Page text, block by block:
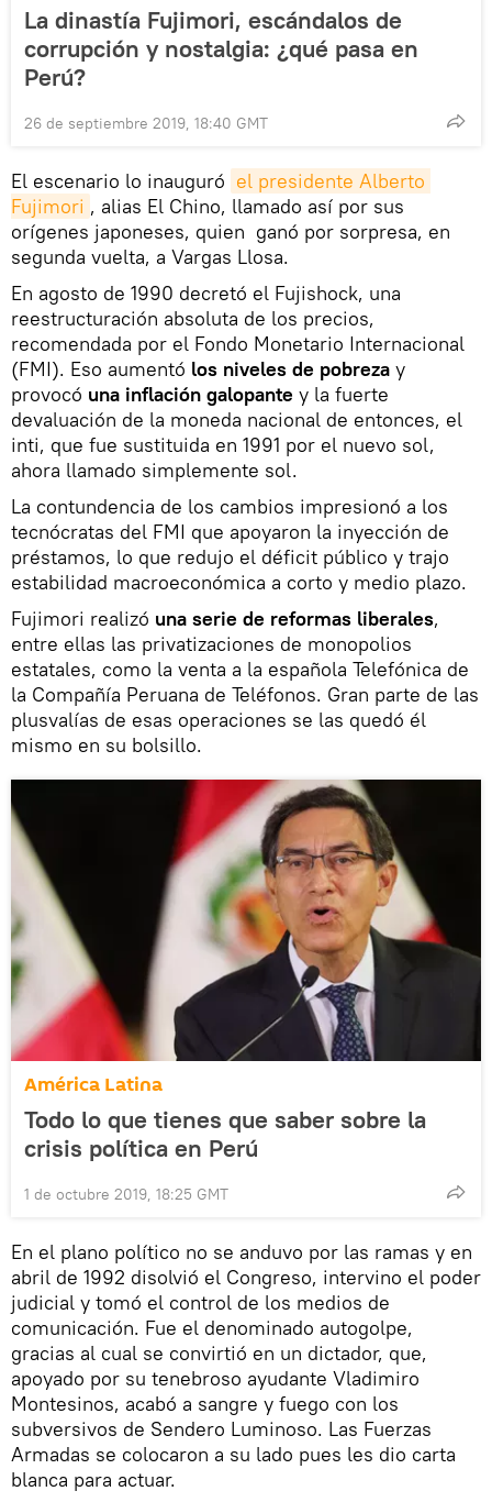
La dinastía Fujimori, escándalos de
corrupción y nostalgia: ¿qué pasa en
Perú?
26 de septiembre 2019, 18:40 GMT
El escenario lo inauguró el presidente Alberto
Fujimori , alias El Chino, llamado así por sus
orígenes japoneses, quien ganó por sorpresa, en
segunda vuelta, a Vargas Llosa.
En agosto de 1990 decretó el Fujishock, una
reestructuración absoluta de los precios,
recomendada por el Fondo Monetario Internacional
(FMI). Eso aumentó los niveles de pobreza y
provocó una inflación galopante y la fuerte
devaluación de la moneda nacional de entonces, el
inti, que fue sustituida en 1991 por el nuevo sol,
ahora llamado simplemente sol.
La contundencia de los cambios impresionó a los
tecnócratas del FMI que apoyaron la inyección de
préstamos, lo que redujo el déficit público y trajo
estabilidad macroeconómica a corto y medio plazo.
Fujimori realizó una serie de reformas liberales,
entre ellas las privatizaciones de monopolios
estatales, como la venta a la española Telefónica de
la Compañía Peruana de Teléfonos. Gran parte de las
plusvalías de esas operaciones se las quedó él
mismo en su bolsillo.
América Latina
Todo lo que tienes que saber sobre la
crisis política en Perú
1 de octubre 2019, 18:25 GMT
En el plano político no se anduvo por las ramas y en
abril de 1992 disolvió el Congreso, intervino el poder
judicial y tomó el control de los medios de
comunicación. Fue el denominado autogolpe,
gracias al cual se convirtió en un dictador, que,
apoyado por su tenebroso ayudante Vladimiro
Montesinos, acabó a sangre y fuego con los
subversivos de Sendero Luminoso. Las Fuerzas
Armadas se colocaron a su lado pues les dio carta
blanca para actuar.